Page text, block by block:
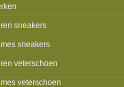
sneakers
sneakers
veterschoen
veterschoen